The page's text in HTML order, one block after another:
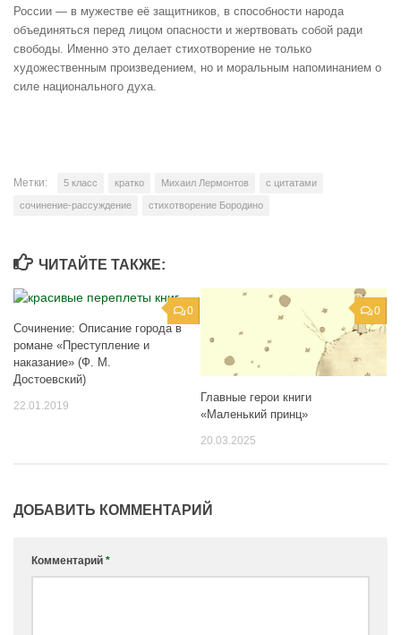
России — в мужестве её защитников, в способности народа
объединяться перед лицом опасности и жертвовать собой ради
свободы. Именно это делает стихотворение не только
художественным произведением, но и моральным напоминанием о
силе национального духа.
Метки: 5 класс кратко Михаил Лермонтов с цитатами
сочинение-рассуждение стихотворение Бородино
ЧИТАЙТЕ ТАКЖЕ:
0
Сочинение: Описание города в
романе «Преступление и
наказание» (Ф. М.
Достоевский)
22.01.2019
0
Главные герои книги
«Маленький принц»
20.03.2025
ДОБАВИТЬ КОММЕНТАРИЙ
Комментарий *